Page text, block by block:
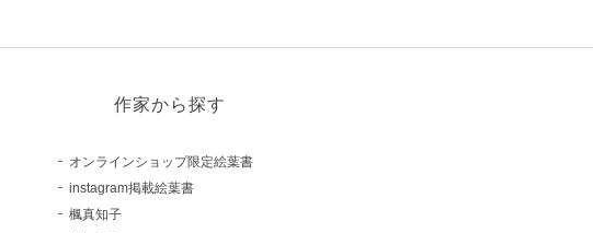
作家から探す
オンラインショップ限定絵葉書
instagram掲載絵葉書
楓真知子